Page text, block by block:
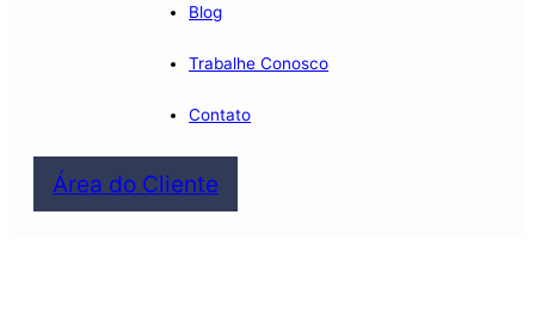
Blog
Trabalhe Conosco
Contato
Área do Cliente